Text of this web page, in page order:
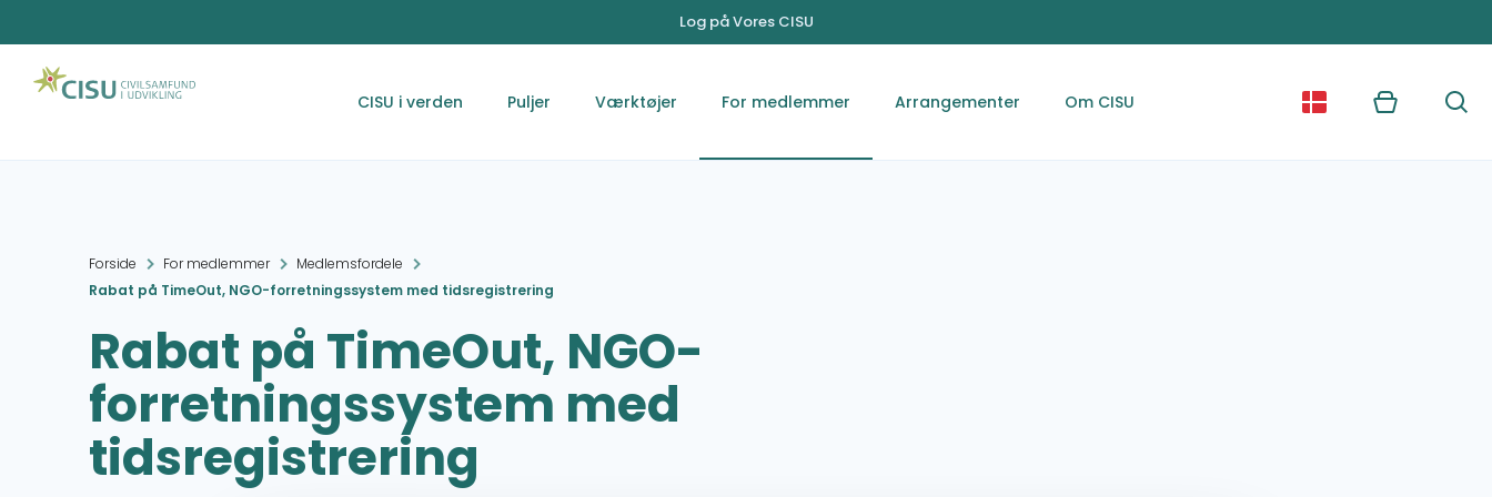
Log på Vores CISU
CISU i verden Puljer Værktøjer For medlemmer Arrangementer Om CISU Kurv Søg
Forside For medlemmer
Medlemsfordele
Rabat på TimeOut, NGO-forretningssystem med tidsregistrering
Rabat på TimeOut, NGO-
forretningssystem med
tidsregistrering